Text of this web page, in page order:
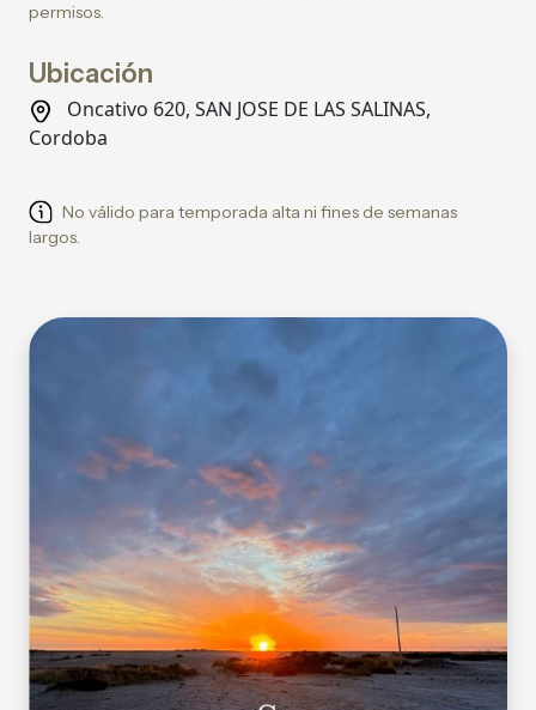
permisos.
Ubicación
Oncativo 620, SAN JOSE DE LAS SALINAS,
Cordoba
No válido para temporada alta ni fines de semanas
largos.